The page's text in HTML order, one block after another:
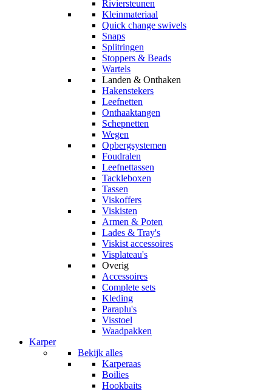
Riviersteunen
Kleinmateriaal
Quick change swivels
Snaps
Splitringen
Stoppers & Beads
Wartels
Landen & Onthaken
Hakenstekers
Leefnetten
Onthaaktangen
Schepnetten
Wegen
Opbergsystemen
Foudralen
Leefnettassen
Tackleboxen
Tassen
Viskoffers
Viskisten
Armen & Poten
Lades & Tray's
Viskist accessoires
Visplateau's
Overig
Accessoires
Complete sets
Kleding
Paraplu's
Visstoel
Waadpakken
Karper
Bekijk alles
Karperaas
Boilies
Hookbaits